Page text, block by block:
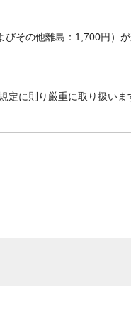
その他離島：1,700円）
に則り厳重に取り扱いま